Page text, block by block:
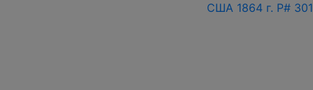
США 1864 г. P#